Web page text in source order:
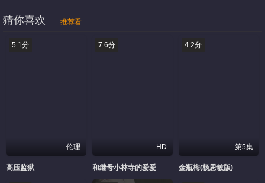
猜你喜欢 推荐看
5.1分
伦理
高压监狱
7.6分
HD
和继母小林寺的爱爱
4.2分
第5集
金瓶梅(杨思敏版)